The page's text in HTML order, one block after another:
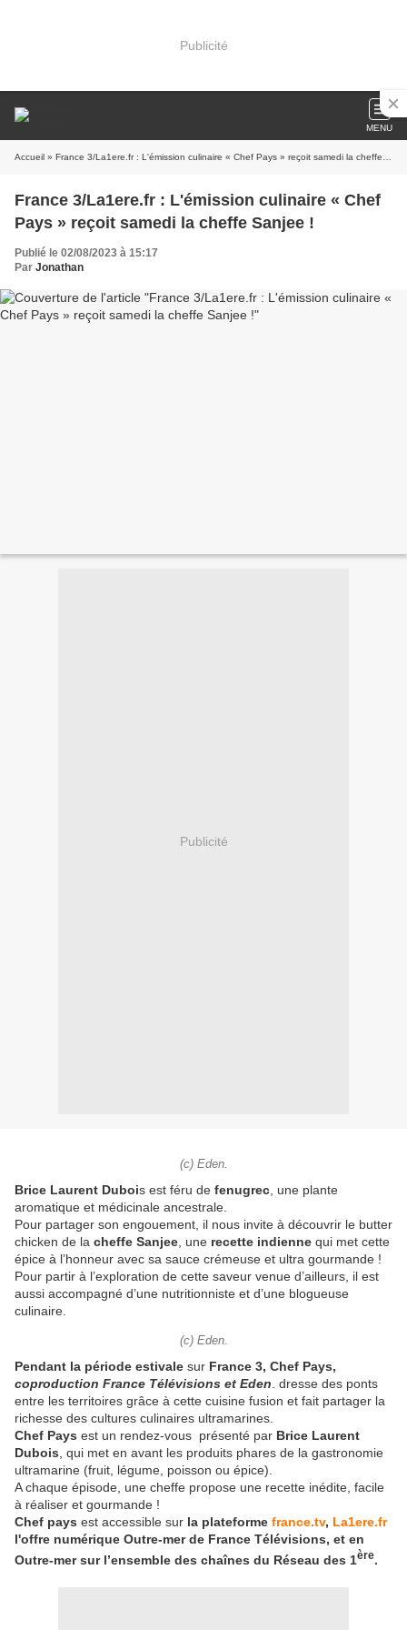
Publicité
MENU
Accueil » France 3/La1ere.fr : L'émission culinaire « Chef Pays » reçoit samedi la cheffe Sanjee !
France 3/La1ere.fr : L'émission culinaire « Chef
Pays » reçoit samedi la cheffe Sanjee !
Publié le 02/08/2023 à 15:17
Par Jonathan
Publicité
(c) Eden.
Brice Laurent Dubois est féru de fenugrec , une plante
aromatique et médicinale ancestrale.
Pour partager son engouement, il nous invite à découvrir le butter
chicken de la cheffe Sanjee , une recette indienne qui met cette
épice à l’honneur avec sa sauce crémeuse et ultra gourmande !
Pour partir à l’exploration de cette saveur venue d’ailleurs, il est
aussi accompagné d’une nutritionniste et d’une blogueuse
culinaire.
(c) Eden.
Pendant la période estivale sur France 3, Chef Pays,
coproduction France Télévisions et Eden . dresse des ponts
entre les territoires grâce à cette cuisine fusion et fait partager la
richesse des cultures culinaires ultramarines.
Chef Pays est un rendez-vous présenté par Brice Laurent
Dubois , qui met en avant les produits phares de la gastronomie
ultramarine (fruit, légume, poisson ou épice).
A chaque épisode, une cheffe propose une recette inédite, facile
à réaliser et gourmande !
Chef pays est accessible sur la plateforme france.tv, La1ere.fr
l'offre numérique Outre-mer de France Télévisions, et en
Outre-mer sur l’ensemble des chaînes du Réseau des 1ère.